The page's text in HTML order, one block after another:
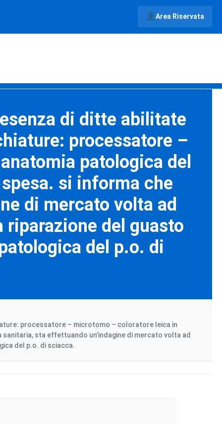
Area Riservata
di ditte abilitate
processatore –
patologica del
si informa che
di mercato volta ad
del guasto
del p.o. di
processatore – microtomo – coloratore leica in
sta effettuando un’indagine di mercato volta ad
del p.o. di sciacca.